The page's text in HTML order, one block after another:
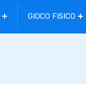
GIOCO FISICO